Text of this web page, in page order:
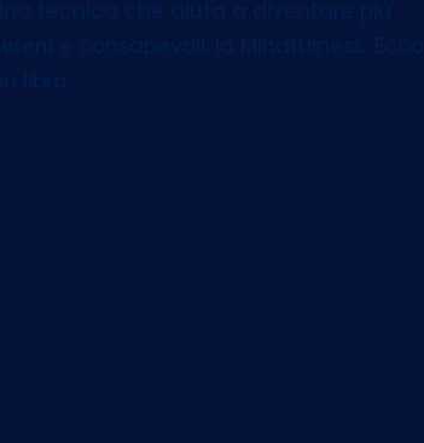
Una tecnica che aiuta a diventare più
sereni e consapevoli: la Mindfulness. Ecco
un libro…